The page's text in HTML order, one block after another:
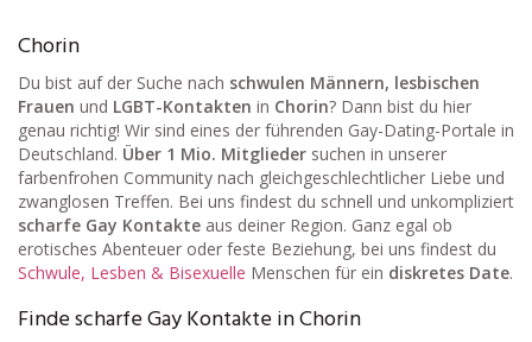
Chorin
Du bist auf der Suche nach schwulen Männern, lesbischen
Frauen und LGBT-Kontakten in Chorin? Dann bist du hier
genau richtig! Wir sind eines der führenden Gay-Dating-Portale in
Deutschland. Über 1 Mio. Mitglieder suchen in unserer
farbenfrohen Community nach gleichgeschlechtlicher Liebe und
zwanglosen Treffen. Bei uns findest du schnell und unkompliziert
scharfe Gay Kontakte aus deiner Region. Ganz egal ob
erotisches Abenteuer oder feste Beziehung, bei uns findest du
Schwule, Lesben & Bisexuelle Menschen für ein diskretes Date.
Finde scharfe Gay Kontakte in Chorin